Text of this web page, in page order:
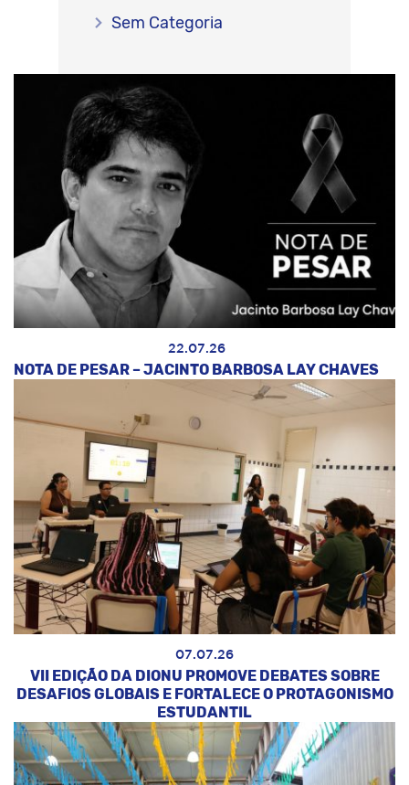
22.07.26
NOTA DE PESAR – JACINTO BARBOSA LAY CHAVES
07.07.26
VII EDIÇÃO DA DIONU PROMOVE DEBATES SOBRE
DESAFIOS GLOBAIS E FORTALECE O PROTAGONISMO
ESTUDANTIL
Sem Categoria